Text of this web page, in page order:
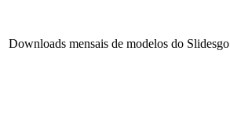
Downloads mensais de modelos do Slidesgo